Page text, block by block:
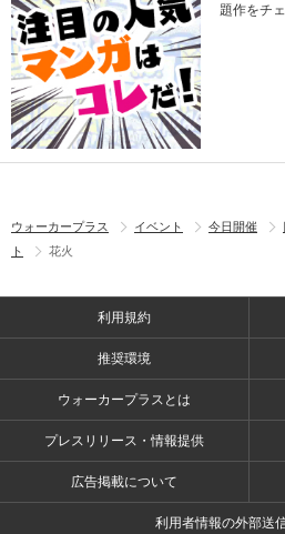
題作をチ
ウォーカープラス イベント 今日開催
ト
花火
利用規約
推奨環境
ウォーカープラスとは
プレスリリース・情報提供
広告掲載について
利用者情報の外部送